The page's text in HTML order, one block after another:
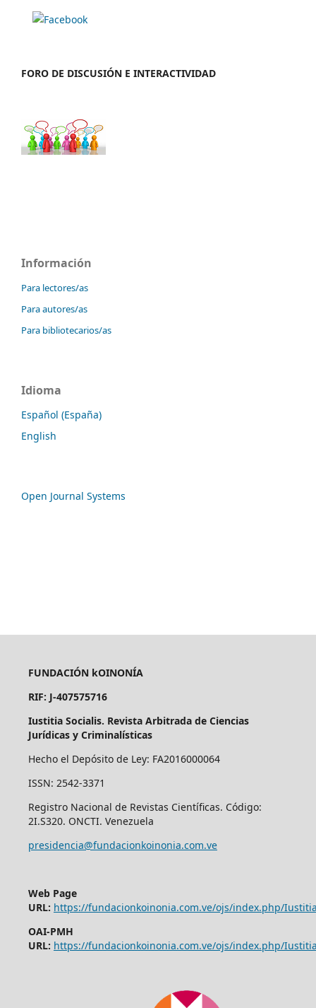
FORO DE DISCUSIÓN E INTERACTIVIDAD
Información
Para lectores/as
Para autores/as
Para bibliotecarios/as
Idioma
Español (España)
English
Open Journal Systems
FUNDACIÓN kOINONÍA
RIF: J-407575716
Iustitia Socialis. Revista Arbitrada de Ciencias
Jurídicas y Criminalísticas
Hecho el Depósito de Ley: FA2016000064
ISSN: 2542-3371
Registro Nacional de Revistas Científicas. Código:
2I.S320. ONCTI. Venezuela
presidencia@fundacionkoinonia.com.ve
Web Page
URL: https://fundacionkoinonia.com.ve/ojs/index.php/
OAI-PMH
URL: https://fundacionkoinonia.com.ve/ojs/index.php/